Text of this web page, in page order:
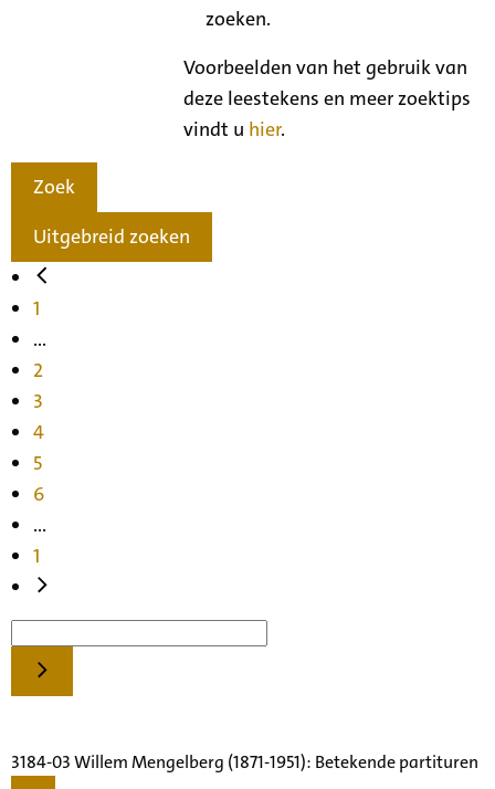
zoeken.
Voorbeelden van het gebruik van
deze leestekens en meer zoektips
vindt u hier.
Zoek
Uitgebreid zoeken
1
...
2
3
4
5
6
...
1
3184-03 Willem Mengelberg (1871-1951): Betekende partituren